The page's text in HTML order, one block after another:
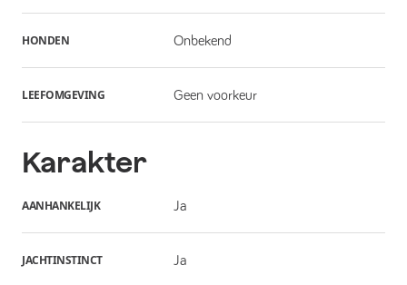
HONDEN Onbekend
LEEFOMGEVING Geen voorkeur
Karakter
AANHANKELIJK Ja
JACHTINSTINCT Ja